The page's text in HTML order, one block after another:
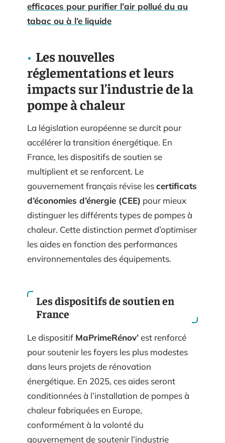
efficaces pour purifier l’air pollué du au
tabac ou à l’e liquide
Les nouvelles
réglementations et leurs
impacts sur l’industrie de la
pompe à chaleur
La législation européenne se durcit pour
accélérer la transition énergétique. En
France, les dispositifs de soutien se
multiplient et se renforcent. Le
gouvernement français révise lescertificats
d’économies d’énergie (CEE) pour mieux
distinguer les différents types de pompes à
chaleur. Cette distinction permet d’optimiser
les aides en fonction des performances
environnementales des équipements.
Les dispositifs de soutien en
France
Le dispositif MaPrimeRénov’est renforcé
pour soutenir les foyers les plus modestes
dans leurs projets de rénovation
énergétique. En 2025, ces aides seront
conditionnées à l’installation de pompes à
chaleur fabriquées en Europe,
conformément à la volonté du
gouvernement de soutenir l’industrie